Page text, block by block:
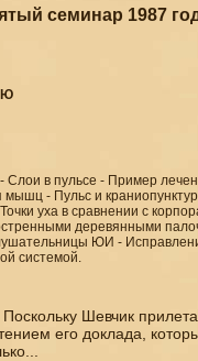
семинар 1987
в пульсе - Пример
- Пульс и
уха в сравнении с
деревянными
ЮИ -
системой.
Шевчик
его доклада,